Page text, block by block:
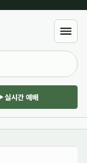
실시간 예배